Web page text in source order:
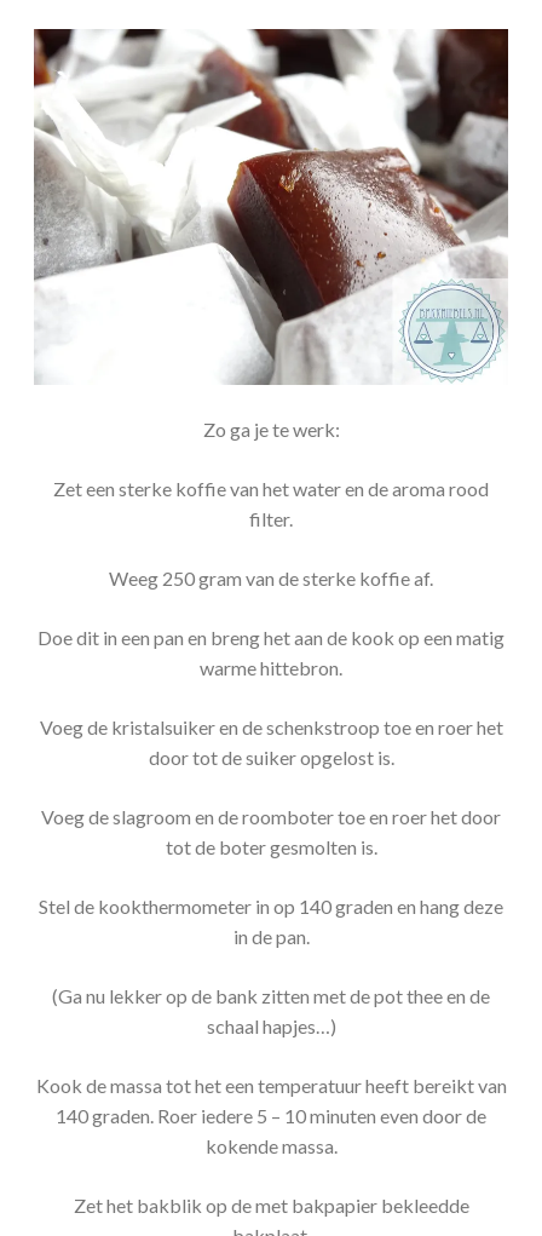
Zo ga je te werk:
Zet een sterke koffie van het water en de aroma rood
filter.
Weeg 250 gram van de sterke koffie af.
Doe dit in een pan en breng het aan de kook op een matig
warme hittebron.
Voeg de kristalsuiker en de schenkstroop toe en roer het
door tot de suiker opgelost is.
Voeg de slagroom en de roomboter toe en roer het door
tot de boter gesmolten is.
Stel de kookthermometer in op 140 graden en hang deze
in de pan.
(Ga nu lekker op de bank zitten met de pot thee en de
schaal hapjes…)
Kook de massa tot het een temperatuur heeft bereikt van
140 graden. Roer iedere 5 – 10 minuten even door de
kokende massa.
Zet het bakblik op de met bakpapier bekleedde